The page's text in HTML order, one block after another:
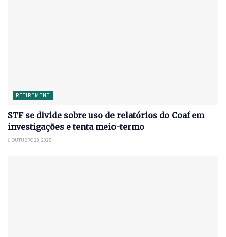
RETIREMENT
STF se divide sobre uso de relatórios do Coaf em
investigações e tenta meio-termo
OUTUBRO 28, 2025